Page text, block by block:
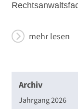
mehr lesen
Archiv
Jahrgang 2026